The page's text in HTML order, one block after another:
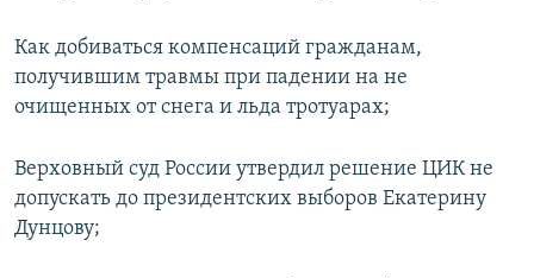
Как добиваться компенсаций гражданам,
получившим травмы при падении на не
очищенных от снега и льда тротуарах;
Верховный суд России утвердил решение ЦИК не
допускать до президентских выборов Екатерину
Дунцову;